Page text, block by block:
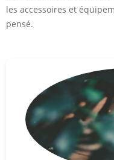
les accessoires et
pensé.